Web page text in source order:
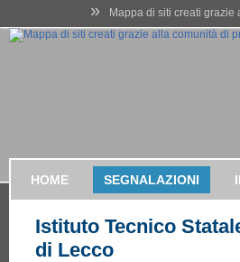
» Mappa di siti creati grazie
HOME SEGNALAZIONI
Istituto Tecnico
di Lecco